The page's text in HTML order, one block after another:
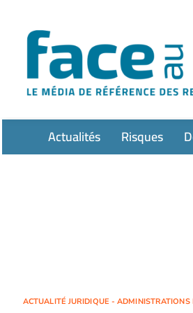
contenu
Actualités Risques
ACTUALITÉ JURIDIQUE -